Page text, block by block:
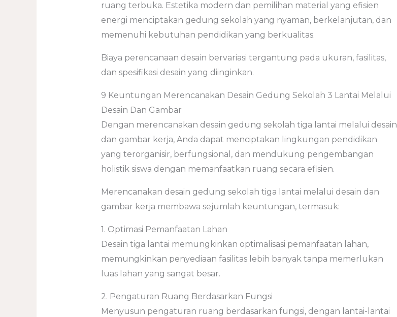
ruang terbuka. Estetika modern dan pemilihan material yang efisien
energi menciptakan gedung sekolah yang nyaman, berkelanjutan, dan
memenuhi kebutuhan pendidikan yang berkualitas.
Biaya perencanaan desain bervariasi tergantung pada ukuran, fasilitas,
dan spesifikasi desain yang diinginkan.
9 Keuntungan Merencanakan Desain Gedung Sekolah 3 Lantai Melalui
Desain Dan Gambar
Dengan merencanakan desain gedung sekolah tiga lantai melalui desain
dan gambar kerja, Anda dapat menciptakan lingkungan pendidikan
yang terorganisir, berfungsional, dan mendukung pengembangan
holistik siswa dengan memanfaatkan ruang secara efisien.
Merencanakan desain gedung sekolah tiga lantai melalui desain dan
gambar kerja membawa sejumlah keuntungan, termasuk:
1. Optimasi Pemanfaatan Lahan
Desain tiga lantai memungkinkan optimalisasi pemanfaatan lahan,
memungkinkan penyediaan fasilitas lebih banyak tanpa memerlukan
luas lahan yang sangat besar.
2. Pengaturan Ruang Berdasarkan Fungsi
Menyusun pengaturan ruang berdasarkan fungsi, dengan lantai-lantai